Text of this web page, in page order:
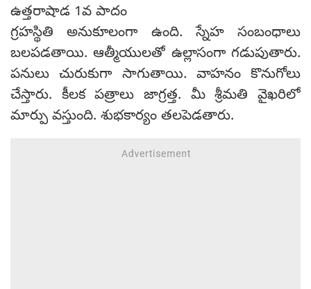
ఉత్తరాషాడ 1వ పాదం
గ్రహస్థితి అనుకూలంగా ఉంది. స్నేహ సంబంధాలు
బలపడతాయి. ఆత్మీయులతో ఉల్లాసంగా గడుపుతారు.
పనులు చురుకుగా సాగుతాయి. వాహనం కొనుగోలు
చేస్తారు. కీలక పత్రాలు జాగ్రత్త. మీ శ్రీమతి వైఖరిలో
మార్పు వస్తుంది. శుభకార్యం తలపెడతారు.